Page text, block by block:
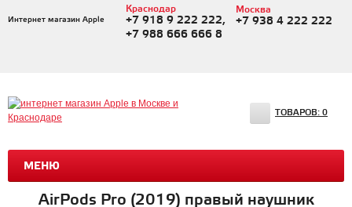
Интернет магазин Apple
Краснодар
+7 918 9 222 222,
+7 988 666 666 8
Москва
+7 938 4 222 222
МЕНЮ
ТОВАРОВ: 0
AirPods Pro (2019) правый наушник